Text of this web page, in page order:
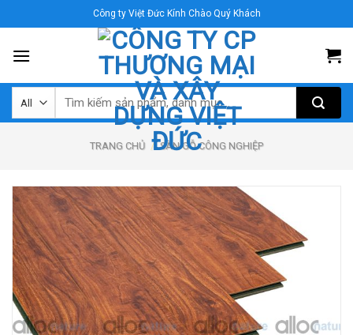
to
content
Công ty Việt Đức Kính Chào Quý Khách
TRANG CHỦ / SÀN GỖ CÔNG NGHIỆP